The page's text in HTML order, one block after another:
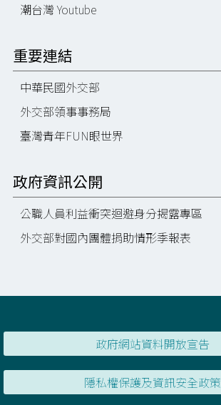
潮台灣 Youtube
重要連結
中華民國外交部
外交部領事事務局
臺灣青年FUN眼世界
政府資訊公開
公職人員利益衝突迴避身分揭露專區
外交部對國內團體捐助情形季報表
政府網站資料開放宣告
隱私權保護及資訊安全政策